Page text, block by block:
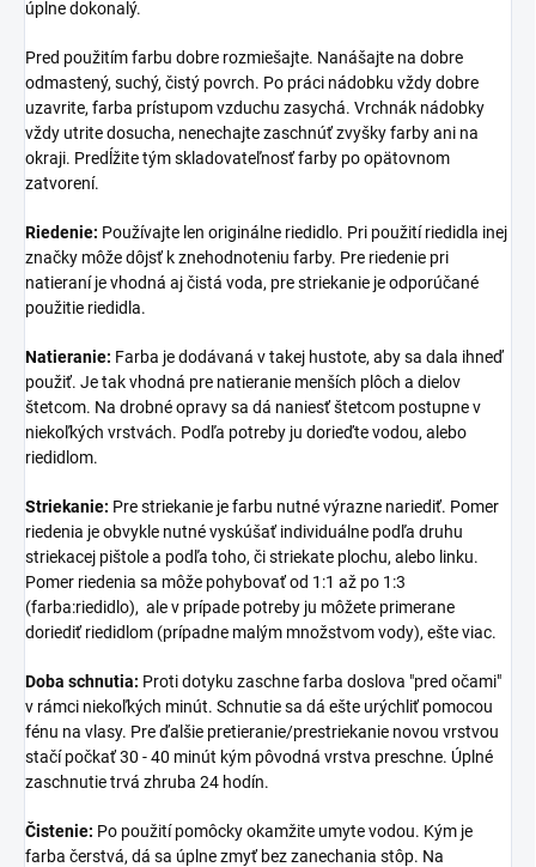
úplne dokonalý.
Pred použitím farbu dobre rozmiešajte. Nanášajte na dobre
odmastený, suchý, čistý povrch. Po práci nádobku vždy dobre
uzavrite, farba prístupom vzduchu zasychá. Vrchnák nádobky
vždy utrite dosucha, nenechajte zaschnúť zvyšky farby ani na
okraji. Predĺžite tým skladovateľnosť farby po opätovnom
zatvorení.
Riedenie: Používajte len originálne riedidlo. Pri použití riedidla inej
značky môže dôjsť k znehodnoteniu farby. Pre riedenie pri
natieraní je vhodná aj čistá voda, pre striekanie je odporúčané
použitie riedidla.
Natieranie: Farba je dodávaná v takej hustote, aby sa dala ihneď
použiť. Je tak vhodná pre natieranie menších plôch a dielov
štetcom. Na drobné opravy sa dá naniesť štetcom postupne v
niekoľkých vrstvách. Podľa potreby ju dorieďte vodou, alebo
riedidlom.
Striekanie: Pre striekanie je farbu nutné výrazne nariediť. Pomer
riedenia je obvykle nutné vyskúšať individuálne podľa druhu
striekacej pištole a podľa toho, či striekate plochu, alebo linku.
Pomer riedenia sa môže pohybovať od 1:1 až po 1:3
(farba:riedidlo), ale v prípade potreby ju môžete primerane
doriediť riedidlom (prípadne malým množstvom vody), ešte viac.
Doba schnutia: Proti dotyku zaschne farba doslova "pred očami"
v rámci niekoľkých minút. Schnutie sa dá ešte urýchliť pomocou
fénu na vlasy. Pre ďalšie pretieranie/prestriekanie novou vrstvou
stačí počkať 30 - 40 minút kým pôvodná vrstva preschne. Úplné
zaschnutie trvá zhruba 24 hodín.
Čistenie: Po použití pomôcky okamžite umyte vodou. Kým je
farba čerstvá, dá sa úplne zmyť bez zanechania stôp. Na